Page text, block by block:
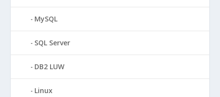
MySQL
SQL Server
DB2 LUW
Linux